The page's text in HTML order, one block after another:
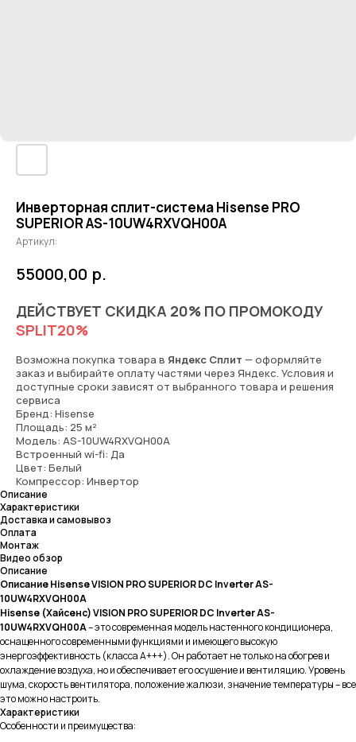
Инверторная сплит-система Hisense PRO
SUPERIOR AS-10UW4RXVQH00A
Артикул:
55000,00 р.
ДЕЙСТВУЕТ СКИДКА 20% ПО ПРОМОКОДУ
SPLIT20%
Возможна покупка товара в Яндекс Сплит — оформляйте
заказ и выбирайте оплату частями через Яндекс. Условия и
доступные сроки зависят от выбранного товара и решения
сервиса
Бренд: Hisense
Площадь: 25 м²
Модель: AS-10UW4RXVQH00A
Встроенный wi-fi: Да
Цвет: Белый
Компрессор: Инвертор
Описание
Характеристики
Доставка и самовывоз
Оплата
Монтаж
Видео обзор
Описание
Описание Hisense VISION PRO SUPERIOR DC Inverter AS-
10UW4RXVQH00A
Hisense (Хайсенс)VISION PRO SUPERIOR DC InverterAS-
10UW4RXVQH00A– это современная модель настенного кондиционера,
оснащенного современными функциями и имеющего высокую
энергоэффективность (класса A+++). Он работает не только на обогрев и
охлаждение воздуха, но и обеспечивает его осушение и вентиляцию. Уровень
шума, скорость вентилятора, положение жалюзи, значение температуры – все
это можно настроить.
Характеристики
Особенности и преимущества: